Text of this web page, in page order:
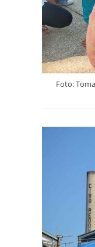
Foto: